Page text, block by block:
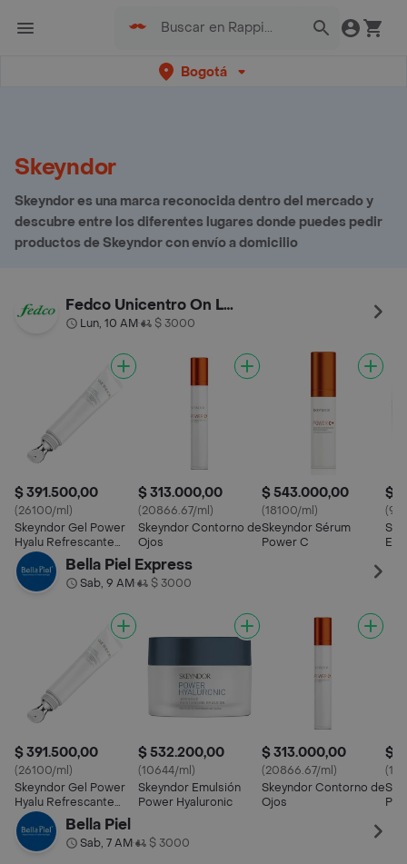
Bogotá
Skeyndor
Skeyndor es una marca reconocida dentro del mercado y
descubre entre los diferentes lugares donde puedes pedir
productos de Skeyndor con envío a domicilio
Fedco Unicentro On Line
Lun, 10 AM• $ 3000
$ 391.500,00
(26100/ml)
Skeyndor Gel Power
Hyalu Refrescante
Contorno de Ojos y
Pestañas
$ 313.000,00
(20866.67/ml)
Skeyndor Contorno de
Ojos
$ 543.000,00
(18100/ml)
Skeyndor Sérum
Power C
$
Bella Piel Express
Sab, 9 AM• $ 3000
$ 391.500,00
(26100/ml)
Skeyndor Gel Power
Hyalu Refrescante
Contorno de Ojos y
Pestañas
$ 532.200,00
(10644/ml)
Skeyndor Emulsión
Power Hyaluronic
$ 313.000,00
(20866.67/ml)
Skeyndor Contorno de
Ojos
$
Bella Piel
Sab, 7 AM• $ 3000